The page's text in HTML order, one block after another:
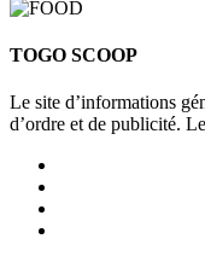
TOGO SCOOP
Le site d’informations
d’ordre et de publicité.